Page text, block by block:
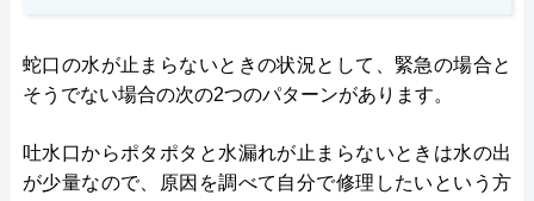
蛇口の水が止まらないときの状況として、緊急の場合と
そうでない場合の次の2つのパターンがあります。
吐水口からポタポタと水漏れが止まらないときは水の出
が少量なので、原因を調べて自分で修理したいという方